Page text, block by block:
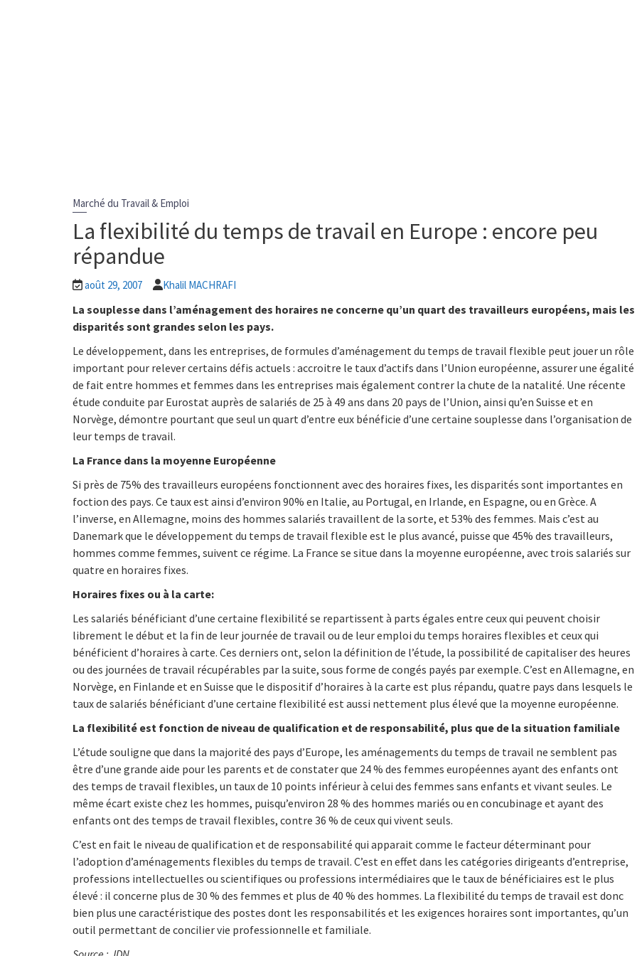
Marché du Travail & Emploi
La flexibilité du temps de travail en Europe : encore peu
répandue
août 29, 2007 Khalil MACHRAFI
La souplesse dans l’aménagement des horaires ne concerne qu’un quart des travailleurs européens, mais les
disparités sont grandes selon les pays.
Le développement, dans les entreprises, de formules d’aménagement du temps de travail flexible peut jouer un rôle
important pour relever certains défis actuels : accroitre le taux d’actifs dans l’Union européenne, assurer une égalité
de fait entre hommes et femmes dans les entreprises mais également contrer la chute de la natalité. Une récente
étude conduite par Eurostat auprès de salariés de 25 à 49 ans dans 20 pays de l’Union, ainsi qu’en Suisse et en
Norvège, démontre pourtant que seul un quart d’entre eux bénéficie d’une certaine souplesse dans l’organisation de
leur temps de travail.
La France dans la moyenne Européenne
Si près de 75% des travailleurs européens fonctionnent avec des horaires fixes, les disparités sont importantes en
foction des pays. Ce taux est ainsi d’environ 90% en Italie, au Portugal, en Irlande, en Espagne, ou en Grèce. A
l’inverse, en Allemagne, moins des hommes salariés travaillent de la sorte, et 53% des femmes. Mais c’est au
Danemark que le développement du temps de travail flexible est le plus avancé, puisse que 45% des travailleurs,
hommes comme femmes, suivent ce régime. La France se situe dans la moyenne européenne, avec trois salariés sur
quatre en horaires fixes.
Horaires fixes ou à la carte:
Les salariés bénéficiant d’une certaine flexibilité se repartissent à parts égales entre ceux qui peuvent choisir
librement le début et la fin de leur journée de travail ou de leur emploi du temps horaires flexibles et ceux qui
bénéficient d’horaires à carte. Ces derniers ont, selon la définition de l’étude, la possibilité de capitaliser des heures
ou des journées de travail récupérables par la suite, sous forme de congés payés par exemple. C’est en Allemagne, en
Norvège, en Finlande et en Suisse que le dispositif d’horaires à la carte est plus répandu, quatre pays dans lesquels le
taux de salariés bénéficiant d’une certaine flexibilité est aussi nettement plus élevé que la moyenne européenne.
La flexibilité est fonction de niveau de qualification et de responsabilité, plus que de la situation familiale
L’étude souligne que dans la majorité des pays d’Europe, les aménagements du temps de travail ne semblent pas
être d’une grande aide pour les parents et de constater que 24 % des femmes européennes ayant des enfants ont
des temps de travail flexibles, un taux de 10 points inférieur à celui des femmes sans enfants et vivant seules. Le
même écart existe chez les hommes, puisqu’environ 28 % des hommes mariés ou en concubinage et ayant des
enfants ont des temps de travail flexibles, contre 36 % de ceux qui vivent seuls.
C’est en fait le niveau de qualification et de responsabilité qui apparait comme le facteur déterminant pour
l’adoption d’aménagements flexibles du temps de travail. C’est en effet dans les catégories dirigeants d’entreprise,
professions intellectuelles ou scientifiques ou professions intermédiaires que le taux de bénéficiaires est le plus
élevé : il concerne plus de 30 % des femmes et plus de 40 % des hommes. La flexibilité du temps de travail est donc
bien plus une caractéristique des postes dont les responsabilités et les exigences horaires sont importantes, qu’un
outil permettant de concilier vie professionnelle et familiale.